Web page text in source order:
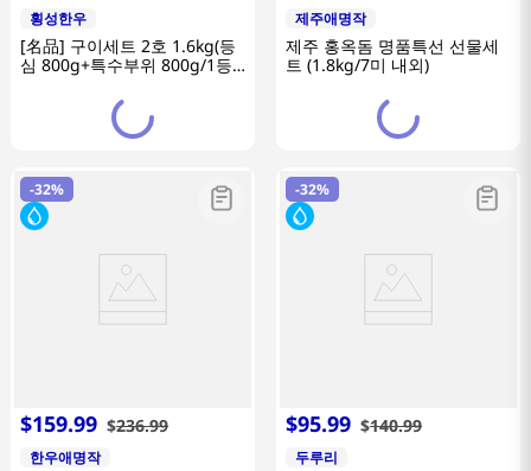
횡성한우
[名品] 구이세트 2호 1.6kg(등
심 800g+특수부위 800g/1등
급이상)
제주애명작
제주 홍옥돔 명품특선 선물세
트 (1.8kg/7미 내외)
-32%
$159.99 $236.99
한우애명작
-32%
$95.99 $140.99
두루리